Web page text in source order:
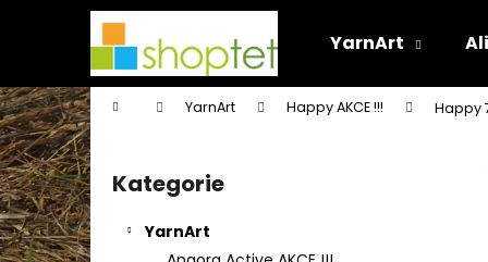
YarnArt
Domů YarnArt Happy AKCE !!! Happy
P
o
s
t
r
Přeskočit
kategorie
Kategorie
YarnArt
í
k
Zpět
do
obchodu
Zpět
do
obchodu